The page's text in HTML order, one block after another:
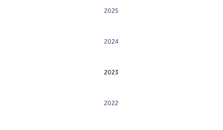
2025
2024
2023
2022